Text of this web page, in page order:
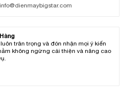
info@dienmaybigstar.com
trân trọng và đón nhận mọi ý kiến
không ngừng cải thiện và nâng cao